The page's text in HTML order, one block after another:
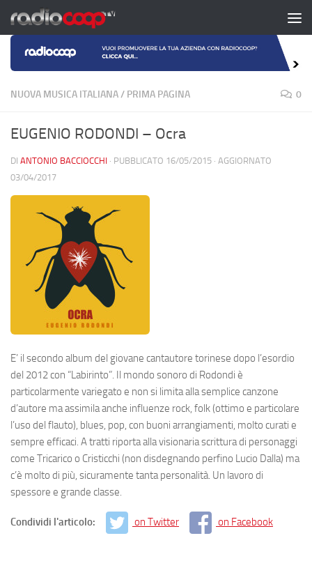
Salta al contenuto
NUOVA MUSICA ITALIANA/ PRIMA PAGINA 0
EUGENIO RODONDI – Ocra
DI ANTONIO BACCIOCCHI · PUBBLICATO 16/05/2015 · AGGIORNATO
03/04/2017
E’ il secondo album del giovane cantautore torinese dopo l’esordio
del 2012 con “Labirinto”. Il mondo sonoro di Rodondi è
particolarmente variegato e non si limita alla semplice canzone
d’autore ma assimila anche influenze rock, folk (ottimo e particolare
l’uso del flauto), blues, pop, con buoni arrangiamenti, molto curati e
sempre efficaci. A tratti riporta alla visionaria scrittura di personaggi
come Tricarico o Cristicchi (non disdegnando perfino Lucio Dalla) ma
c’è molto di più, sicuramente tanta personalità. Un lavoro di
spessore e grande classe.
Condividi l'articolo: on Twitter on Facebook